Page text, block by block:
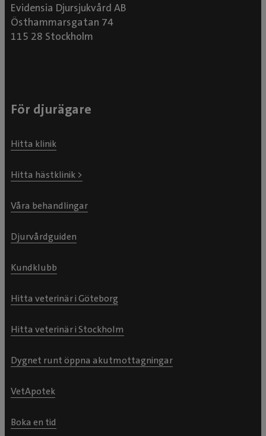
Evidensia Djursjukvård AB
Östhammarsgatan 74
115 28 Stockholm
För djurägare
Hitta klinik
Hitta hästklinik >
Våra behandlingar
Djurvårdguiden
Kundklubb
Hitta veterinär i Göteborg
Hitta veterinär i Stockholm
Dygnet runt öppna akutmottagningar
VetApotek
Boka en tid